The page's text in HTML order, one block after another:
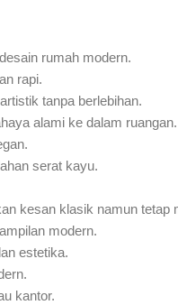
rumah modern.
rapi.
tanpa berlebihan.
alami ke dalam ruangan.
serat kayu.
kesan klasik namun tetap
modern.
estetika.
kantor.